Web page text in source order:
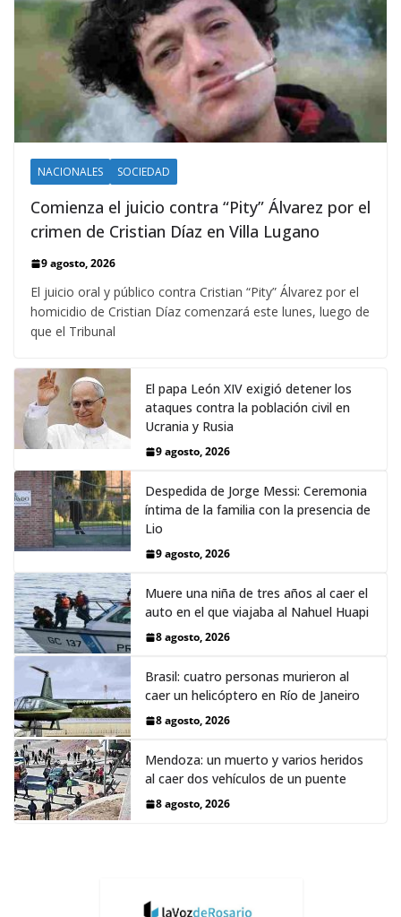
NACIONALES SOCIEDAD
Comienza el juicio contra “Pity” Álvarez por el
crimen de Cristian Díaz en Villa Lugano
9 agosto, 2026
El juicio oral y público contra Cristian “Pity” Álvarez por el
homicidio de Cristian Díaz comenzará este lunes, luego de
que el Tribunal
El papa León XIV exigió detener los
ataques contra la población civil en
Ucrania y Rusia
9 agosto, 2026
Despedida de Jorge Messi: Ceremonia
íntima de la familia con la presencia de
Lio
9 agosto, 2026
Muere una niña de tres años al caer el
auto en el que viajaba al Nahuel Huapi
8 agosto, 2026
Brasil: cuatro personas murieron al
caer un helicóptero en Río de Janeiro
8 agosto, 2026
Mendoza: un muerto y varios heridos
al caer dos vehículos de un puente
8 agosto, 2026